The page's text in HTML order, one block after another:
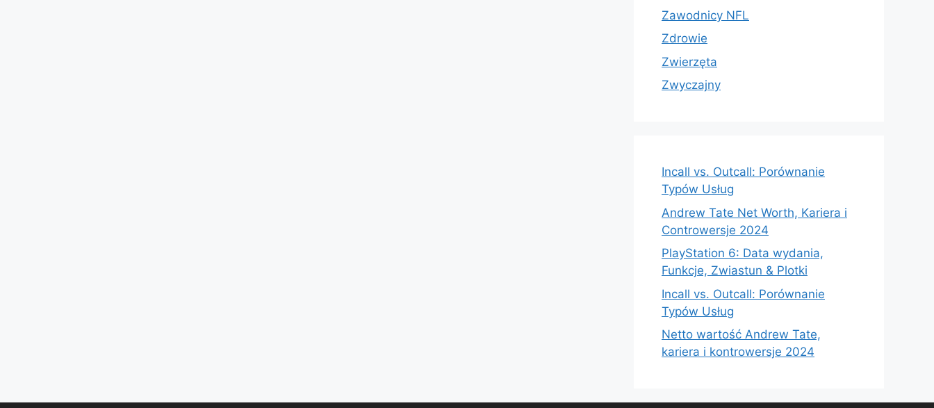
Zawodnicy NFL
Zdrowie
Zwierzęta
Zwyczajny
Incall vs. Outcall: Porównanie
Typów Usług
Andrew Tate Net Worth, Kariera i
Controwersje 2024
PlayStation 6: Data wydania,
Funkcje, Zwiastun & Plotki
Incall vs. Outcall: Porównanie
Typów Usług
Netto wartość Andrew Tate,
kariera i kontrowersje 2024